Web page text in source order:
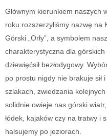
Głównym kierunkiem naszych
roku rozszerzyliśmy nazwę na
Górski „Orły”, a symbolem
charakterystyczna dla
dziewięćsił bezłodygowy.
po prostu nigdy nie brakuje sił
szlakach, zwiedzania
solidnie owieje nas górski
łódek, kajaków czy na tratwy i
halsujemy po jeziorach.